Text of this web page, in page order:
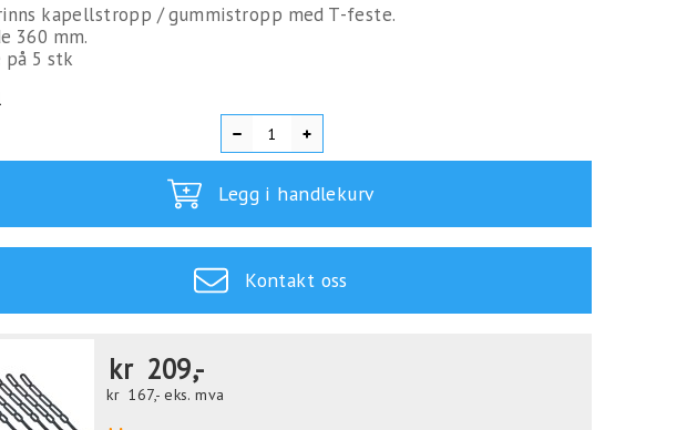
kapellstropp / gummistropp med T-feste.
360 mm.
på 5 stk
Legg i handlekurv
Kontakt oss
kr 209,-
kr 167,- eks. mva